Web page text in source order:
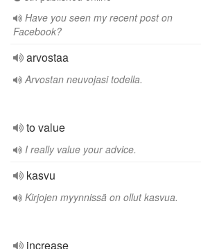
Have you seen my recent post on
Facebook?
arvostaa
Arvostan neuvojasi todella.
to value
I really value your advice.
kasvu
Kirjojen myynnissä on ollut kasvua.
increase